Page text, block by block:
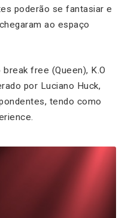
poderão se fantasiar e
ao espaço
free (Queen), K.O
por Luciano Huck,
tendo como